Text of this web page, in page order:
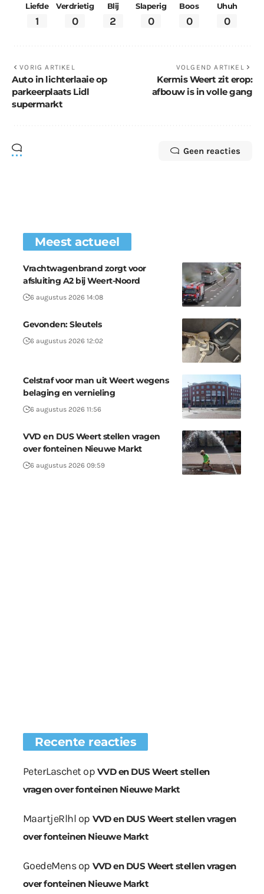
Liefde
1
Verdrietig
0
Blij
2
Slaperig
0
Boos
0
Uhuh
0
VORIG ARTIKEL
Auto in lichterlaaie op
parkeerplaats Lidl
supermarkt
VOLGEND ARTIKEL
Kermis Weert zit erop:
afbouw is in volle gang
Geen reacties
Meest actueel
Vrachtwagenbrand zorgt voor
afsluiting A2 bij Weert-Noord
6 augustus 2026 14:08
Gevonden: Sleutels
6 augustus 2026 12:02
Celstraf voor man uit Weert wegens
belaging en vernieling
6 augustus 2026 11:56
VVD en DUS Weert stellen vragen
over fonteinen Nieuwe Markt
6 augustus 2026 09:59
Recente reacties
PeterLaschetop VVD en DUS Weert stellen
vragen over fonteinen Nieuwe Markt
MaartjeRlhl op VVD en DUS Weert stellen vragen
over fonteinen Nieuwe Markt
GoedeMensop VVD en DUS Weert stellen vragen
over fonteinen Nieuwe Markt